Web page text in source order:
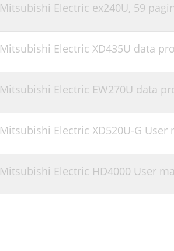
Mitsubishi Electric ex240U, 59
Mitsubishi Electric XD435U data
Mitsubishi Electric EW270U data
Mitsubishi Electric XD520U-G User
Mitsubishi Electric HD4000 User